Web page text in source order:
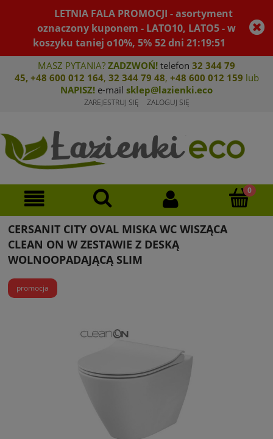
LETNIA FALA PROMOCJI - asortyment
oznaczony kuponem - LATO10, LATO5 - w
koszyku taniej o10%, 5% 52dni21:19:51
MASZ PYTANIA? ZADZWOŃ! telefon 32 344 79
45, +48 600 012 164, 32 344 79 48, +48 600 012 159 lub
NAPISZ! e-mail sklep@lazienki.eco
ZAREJESTRUJ SIĘ ZALOGUJ SIĘ
CERSANIT CITY OVAL MISKA WC WISZĄCA
CLEAN ON W ZESTAWIE Z DESKĄ
WOLNOOPADAJĄCĄ SLIM
promocja